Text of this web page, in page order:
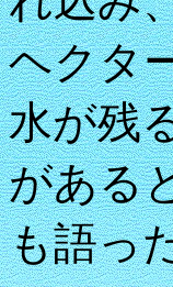
ヘクタ
水が残
がある
も語っ